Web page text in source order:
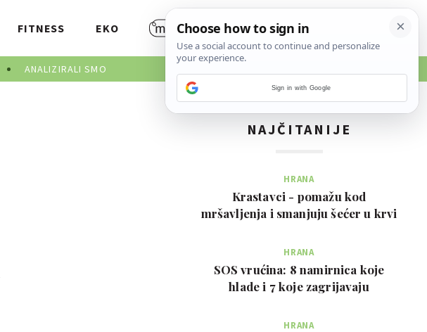
ANALIZIRALI SMO
FITNESS EKO
NAJČITANIJE
HRANA
Krastavci - pomažu kod
mršavljenja i smanjuju šećer u krvi
HRANA
SOS vrućina: 8 namirnica koje
hlade i 7 koje zagrijavaju
HRANA
Sign in with Google